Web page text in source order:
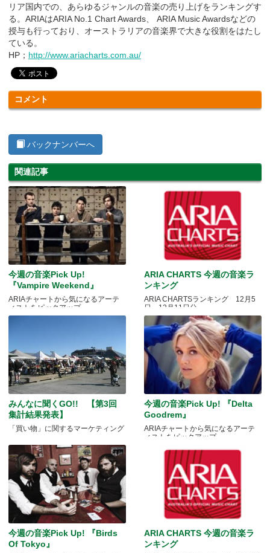
リア国内での、あらゆるジャンルの音楽の売り上げをランキングす
る。ARIAはARIA No.1 Chart Awards、 ARIA Music Awardsなどの
授与も行っており、オーストラリアの音楽界で大きな役割をはたし
ている。
HP； http://www.ariacharts.com.au/
コメント
バックナンバーへ
関連記事
今週の音楽Pick Up!
『Vampire Weekend』
ARIAチャートから気になるアーテ
ィストをピックアップ
ARIA CHARTS 今週の音楽ラ
ンキング
ARIA CHARTSランキング 12月5
日～12月11日分
みんなに聞くGO!! 【第3回
集計結果発表】
「買い物」に関するマーケティング
今週の音楽Pick Up! 『Delta
Goodrem』
ARIAチャートから気になるアーテ
ィストをピックアップ
今週の音楽Pick Up! 『Birds
Of Tokyo』
ARIA CHARTS 今週の音楽ラ
ンキング